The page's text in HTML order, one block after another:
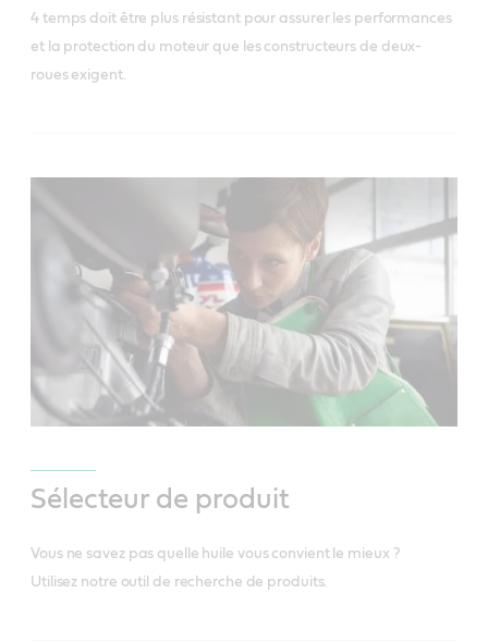
4 temps doit être plus résistant pour assurer les performances
et la protection du moteur que les constructeurs de deux-
roues exigent.
Sélecteur de produit
Vous ne savez pas quelle huile vous convient le mieux ?
Utilisez notre outil de recherche de produits.